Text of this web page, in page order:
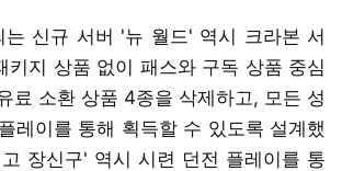
는 신규 서버 '뉴 월드' 역시 크라본 서
키지 상품 없이 패스와 구독 상품 중심
료 소환 상품 4종을 삭제하고, 모든 성
레이를 통해 획득할 수 있도록 설계했
장신구' 역시 시련 던전 플레이를 통